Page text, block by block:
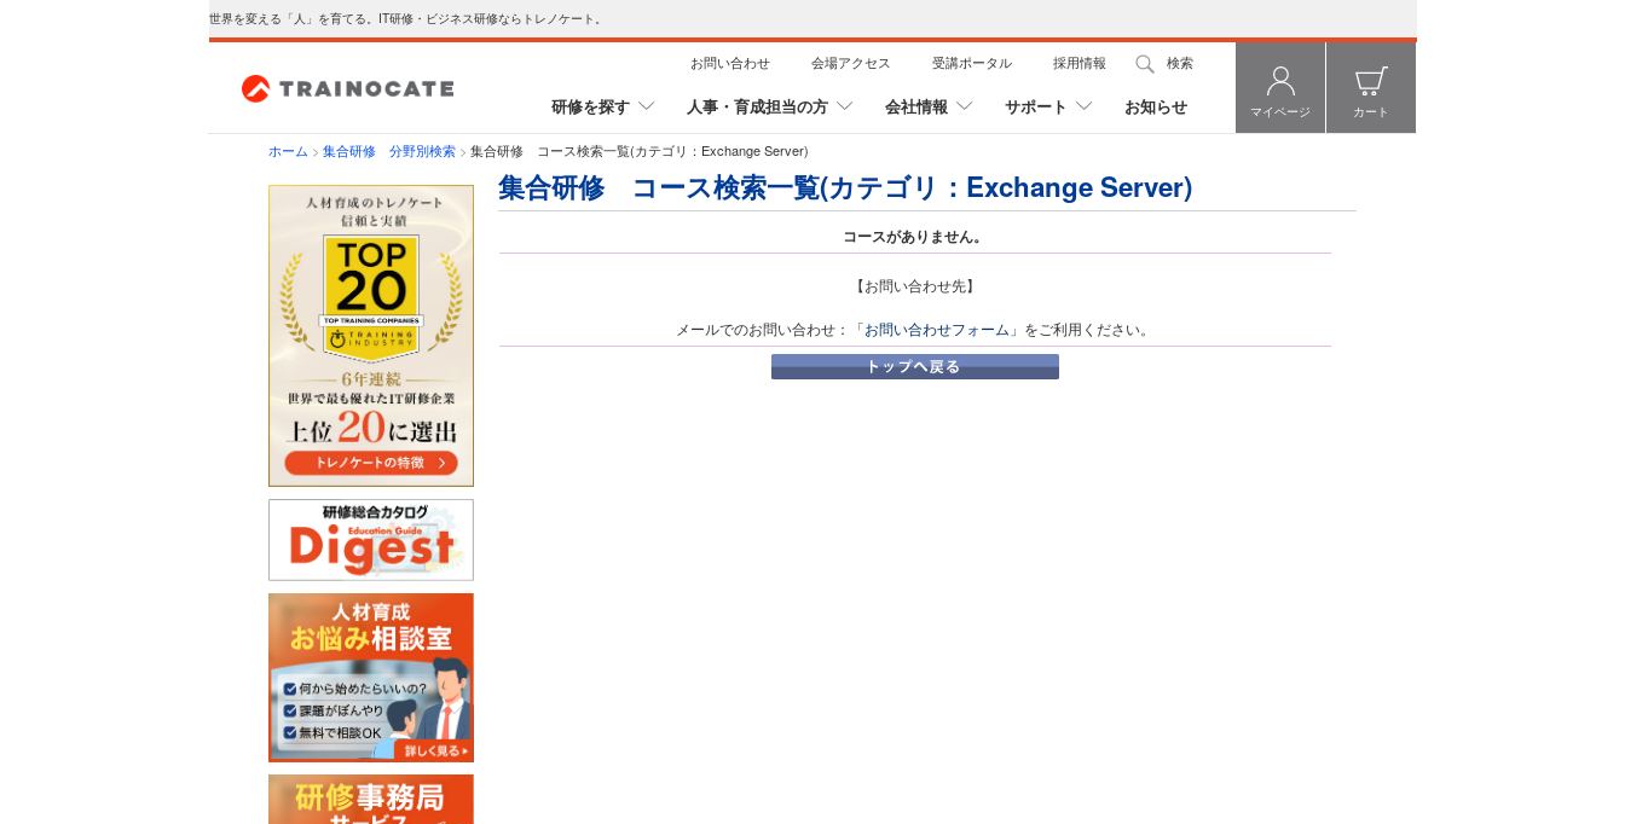
世界を変える「人」を育てる。IT研修・ビジネス研修ならトレノケート。
お問い合わせ 会場アクセス 受講ポータル 採用情報 検索
研修を探す 人事・育成担当の方 会社情報 サポート お知らせ マイページ カート
ホーム > 集合研修 分野別検索 > 集合研修 コース検索一覧(カテゴリ：Exchange Server)
集合研修 コース検索一覧(カテゴリ：Exchange Server)
コースがありません。
【お問い合わせ先】
メールでのお問い合わせ：「お問い合わせフォーム 」をご利用ください。